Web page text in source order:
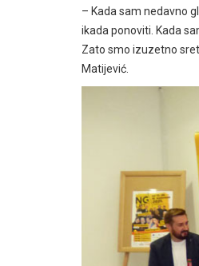
– Kada sam nedavno
ikada ponoviti. Kada
Zato smo izuzetno
Matijević.